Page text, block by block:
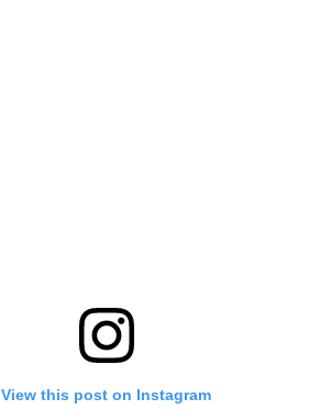
View this post on Instagram